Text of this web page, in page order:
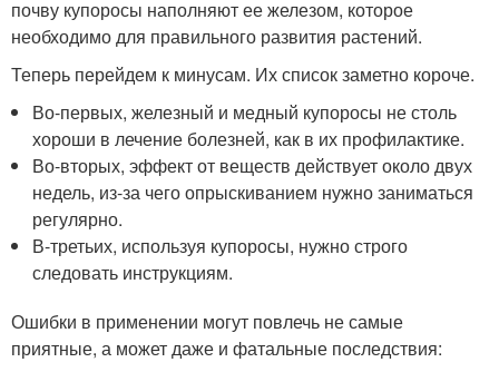
почву купоросы наполняют ее железом, которое
необходимо для правильного развития растений.
Теперь перейдем к минусам. Их список заметно короче.
Во-первых, железный и медный купоросы не столь
хороши в лечение болезней, как в их профилактике.
Во-вторых, эффект от веществ действует около двух
недель, из-за чего опрыскиванием нужно заниматься
регулярно.
В-третьих, используя купоросы, нужно строго
следовать инструкциям.
Ошибки в применении могут повлечь не самые
приятные, а может даже и фатальные последствия: